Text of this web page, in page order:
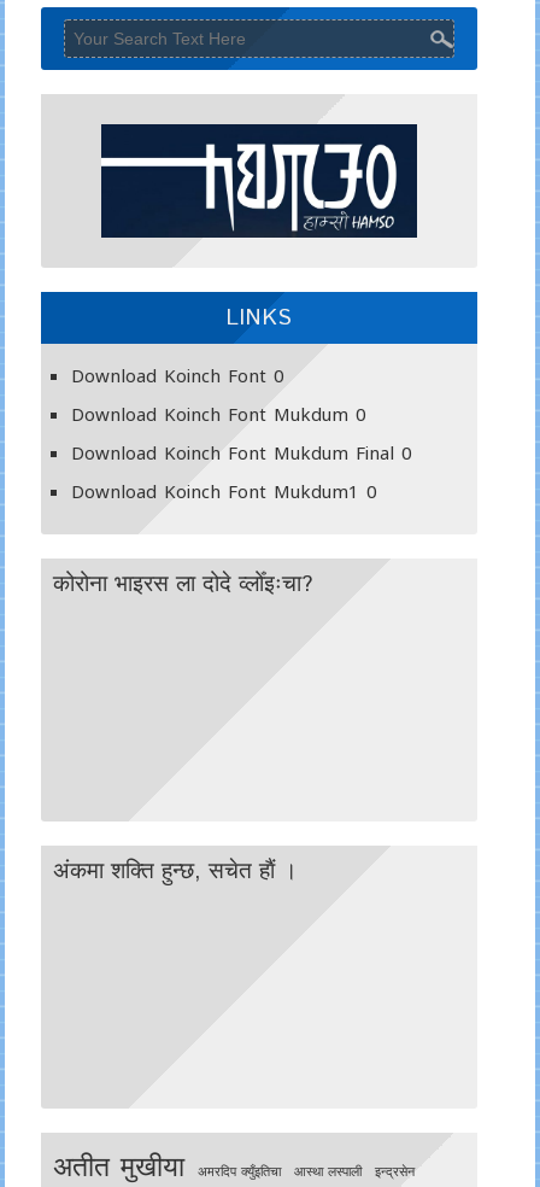
LINKS
Download Koinch Font0
Download Koinch Font Mukdum 0
Download Koinch Font Mukdum Final 0
Download Koinch Font Mukdum1 0
कोरोना भाइरस ला दोदे व्लोँइःचा?
अंकमा शक्ति हुन्छ, सचेत हाैं ।
अतीत मुखीया अमरदिप क्युँइतिचा आस्था लस्पाली इन्द्रसेन